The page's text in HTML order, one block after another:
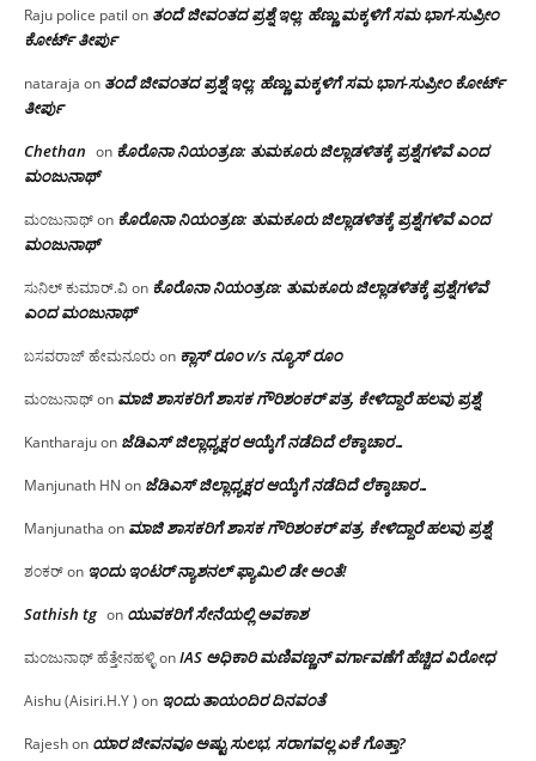
Raju police patil on ತಂದೆ ಜೀವಂತದ ಪ್ರಶ್ನೆ ಇಲ್ಲ: ಹೆಣ್ಣು ಮಕ್ಕಳಿಗೆ ಸಮ ಭಾಗ-ಸುಪ್ರೀಂ
ಕೋರ್ಟ್ ತೀರ್ಪು
nataraja on ತಂದೆ ಜೀವಂತದ ಪ್ರಶ್ನೆ ಇಲ್ಲ: ಹೆಣ್ಣು ಮಕ್ಕಳಿಗೆ ಸಮ ಭಾಗ-ಸುಪ್ರೀಂ ಕೋರ್ಟ್
ತೀರ್ಪು
Chethan on ಕೊರೊನಾ ನಿಯಂತ್ರಣ: ತುಮಕೂರು ಜಿಲ್ಲಾಡಳಿತಕ್ಕೆ ಪ್ರಶ್ನೆಗಳಿವೆ ಎಂದ
ಮಂಜು‌ನಾಥ್
ಮಂಜುನಾಥ್on ಕೊರೊನಾ ನಿಯಂತ್ರಣ: ತುಮಕೂರು ಜಿಲ್ಲಾಡಳಿತಕ್ಕೆ ಪ್ರಶ್ನೆಗಳಿವೆ ಎಂದ
ಮಂಜು‌ನಾಥ್
ಸುನಿಲ್ ಕುಮಾರ್.ವಿon ಕೊರೊನಾ ನಿಯಂತ್ರಣ: ತುಮಕೂರು ಜಿಲ್ಲಾಡಳಿತಕ್ಕೆ ಪ್ರಶ್ನೆಗಳಿವೆ
ಎಂದ ಮಂಜು‌ನಾಥ್
ಬಸವರಾಜ್ ಹೇಮನೂರುon ಕ್ಲಾಸ್ ರೂಂ v/s ನ್ಯೂಸ್ ರೂಂ
ಮಂಜುನಾಥ್on ಮಾಜಿ ಶಾಸಕರಿಗೆ ಶಾಸಕ ಗೌರಿಶಂಕರ್ ಪತ್ರ, ಕೇಳಿದ್ದಾರೆ ಹಲವು ಪ್ರಶ್ನೆ
Kantharajuon ಜೆಡಿಎಸ್ ಜಿಲ್ಲಾಧ್ಯಕ್ಷರ ಆಯ್ಕೆಗೆ ನಡೆದಿದೆ ಲೆಕ್ಕಾಚಾರ…
Manjunath HN on ಜೆಡಿಎಸ್ ಜಿಲ್ಲಾಧ್ಯಕ್ಷರ ಆಯ್ಕೆಗೆ ನಡೆದಿದೆ ಲೆಕ್ಕಾಚಾರ…
Manjunatha on ಮಾಜಿ ಶಾಸಕರಿಗೆ ಶಾಸಕ ಗೌರಿಶಂಕರ್ ಪತ್ರ, ಕೇಳಿದ್ದಾರೆ ಹಲವು ಪ್ರಶ್ನೆ
ಶಂಕರ್on ಇಂದು ಇಂಟರ್ ನ್ಯಾಶನಲ್ ಫ್ಯಾಮಿಲಿ ಡೇ ಅಂತೆ!
Sathish tg on ಯುವಕರಿಗೆ ಸೇನೆಯಲ್ಲಿ ಅವಕಾಶ
ಮಂಜುನಾಥ್ ಹೆತ್ತೇನಹಳ್ಳಿonIAS ಅಧಿಕಾರಿ ಮಣಿವಣ್ಣನ್ ವರ್ಗಾವಣೆಗೆ ಹೆಚ್ಚಿದ‌ ವಿರೋಧ
Aishu (Aisiri.H.Y ) on ಇಂದು ತಾಯಂದಿರ ದಿನವಂತೆ
Rajeshon ಯಾರ ಜೀವನವೂ ಅಷ್ಟು ಸುಲಭ, ಸರಾಗವಲ್ಲ ಏಕೆ ಗೊತ್ತಾ?